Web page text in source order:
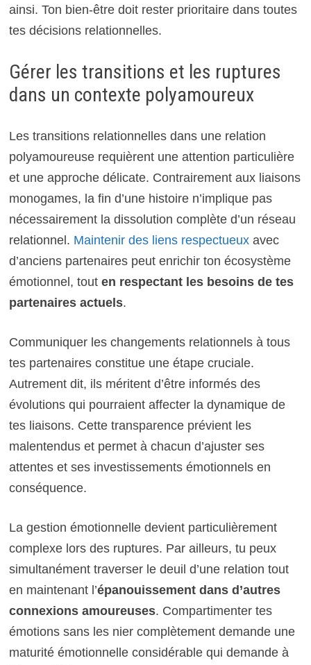
ainsi. Ton bien-être doit rester prioritaire dans toutes
tes décisions relationnelles.
Gérer les transitions et les ruptures
dans un contexte polyamoureux
Les transitions relationnelles dans une relation
polyamoureuse requièrent une attention particulière
et une approche délicate. Contrairement aux liaisons
monogames, la fin d’une histoire n’implique pas
nécessairement la dissolution complète d’un réseau
relationnel. Maintenir des liens respectueuxavec
d’anciens partenaires peut enrichir ton écosystème
émotionnel, tout en respectant les besoins de tes
partenaires actuels.
Communiquer les changements relationnels à tous
tes partenaires constitue une étape cruciale.
Autrement dit, ils méritent d’être informés des
évolutions qui pourraient affecter la dynamique de
tes liaisons. Cette transparence prévient les
malentendus et permet à chacun d’ajuster ses
attentes et ses investissements émotionnels en
conséquence.
La gestion émotionnelle devient particulièrement
complexe lors des ruptures. Par ailleurs, tu peux
simultanément traverser le deuil d’une relation tout
en maintenant l’épanouissement dans d’autres
connexions amoureuses. Compartimenter tes
émotions sans les nier complètement demande une
maturité émotionnelle considérable qui demande à